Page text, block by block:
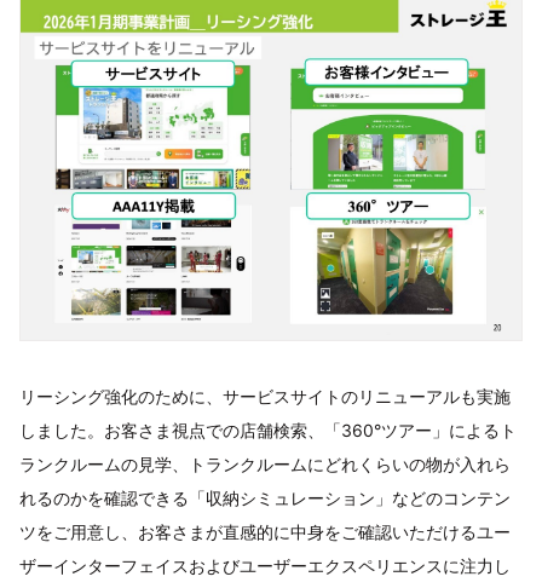
リーシング強化のために、サービスサイトのリニューアルも実施
しました。お客さま視点での店舗検索、「360°ツアー」によるト
ランクルームの見学、トランクルームにどれくらいの物が入れら
れるのかを確認できる「収納シミュレーション」などのコンテン
ツをご用意し、お客さまが直感的に中身をご確認いただけるユー
ザーインターフェイスおよびユーザーエクスペリエンスに注力し